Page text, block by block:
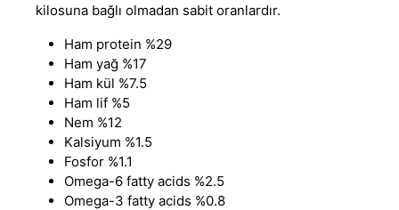
kilosuna bağlı olmadan sabit oranlardır.
Ham protein %29
Ham yağ %17
Ham kül %7.5
Ham lif %5
Nem %12
Kalsiyum %1.5
Fosfor %1.1
Omega-6 fatty acids %2.5
Omega-3 fatty acids %0.8